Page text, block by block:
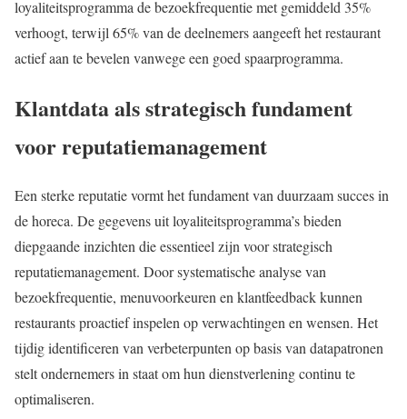
loyaliteitsprogramma de bezoekfrequentie met gemiddeld 35%
verhoogt, terwijl 65% van de deelnemers aangeeft het restaurant
actief aan te bevelen vanwege een goed spaarprogramma.
Klantdata als strategisch fundament
voor reputatiemanagement
Een sterke reputatie vormt het fundament van duurzaam succes in
de horeca. De gegevens uit loyaliteitsprogramma’s bieden
diepgaande inzichten die essentieel zijn voor strategisch
reputatiemanagement. Door systematische analyse van
bezoekfrequentie, menuvoorkeuren en klantfeedback kunnen
restaurants proactief inspelen op verwachtingen en wensen. Het
tijdig identificeren van verbeterpunten op basis van datapatronen
stelt ondernemers in staat om hun dienstverlening continu te
optimaliseren.